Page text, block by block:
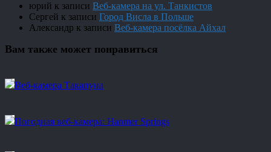
юрий к записи Веб-камера на ул. Танкистов
Сергей к записи Город Висла в Польше
Александр к записи Веб-камера посёлка Айхал
Вам также может понравиться
Веб-камера Такапуна
Погодная веб-камера: Hanmer Springs